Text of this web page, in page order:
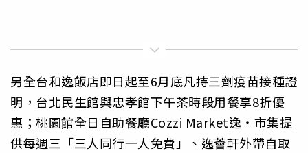
另全台和逸飯店即日起至6月底凡持三劑疫苗接種證
明，台北民生館與忠孝館下午茶時段用餐享8折優
惠；桃園館全日自助餐廳Cozzi Market逸‧市集提
供每週三「三人同行一人免費」、逸薈軒外帶自取